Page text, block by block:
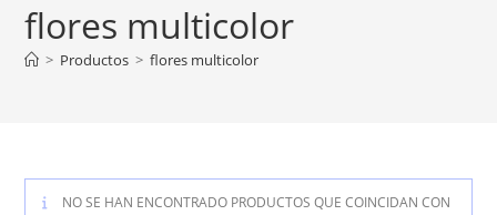
flores multicolor
> Productos > flores multicolor
NO SE HAN ENCONTRADO PRODUCTOS QUE COINCIDAN CON